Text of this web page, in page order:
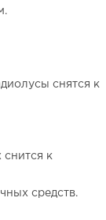
снятся к
к
средств.